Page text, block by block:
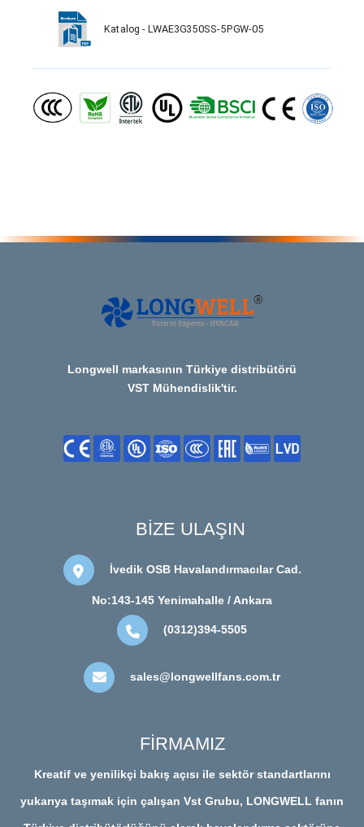
Katalog - LWAE3G350SS-5PGW-05
Longwell markasının Türkiye distribütörü
VST Mühendislik'tir.
BİZE ULAŞIN
İvedik OSB Havalandırmacılar Cad.
No:143-145 Yenimahalle / Ankara
(0312)394-5505
sales@longwellfans.com.tr
FİRMAMIZ
Kreatif ve yenilikçi bakış açısı ile sektör standartlarını
yukarıya taşımak için çalışan Vst Grubu, LONGWELL fanın